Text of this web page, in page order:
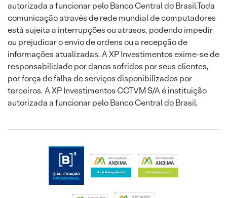
autorizada a funcionar pelo Banco Central do Brasil.Toda
comunicação através de rede mundial de computadores
está sujeita a interrupções ou atrasos, podendo impedir
ou prejudicar o envio de ordens ou a recepção de
informações atualizadas. A XP Investimentos exime-se de
responsabilidade por danos sofridos por seus clientes,
por força de falha de serviços disponibilizados por
terceiros. A XP Investimentos CCTVM S/A é instituição
autorizada a funcionar pelo Banco Central do Brasil.